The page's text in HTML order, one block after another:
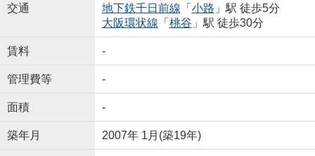
交通
地下鉄千日前線 「 小路 」駅 徒歩5分
大阪環状線 「 桃谷 」駅 徒歩30分
賃料 -
管理費等 -
面積 -
築年月 2007年 1月(築19年)